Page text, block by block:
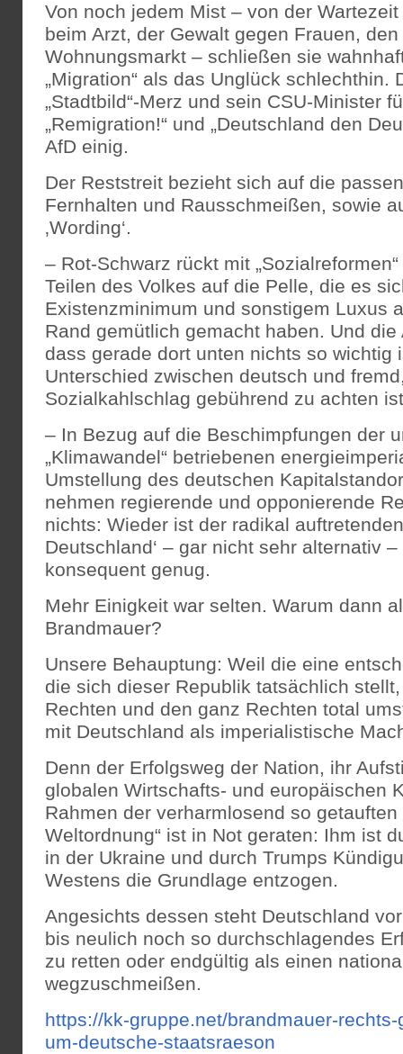
Von noch jedem Mist – von der
beim Arzt, der Gewalt gegen Frauen,
Wohnungsmarkt – schließen sie
„Migration“ als das Unglück schlechthin.
„Stadtbild“-Merz und sein CSU-Minister
„Remigration!“ und „Deutschland den
AfD einig.
Der Reststreit bezieht sich auf die
Fernhalten und Rausschmeißen, sowie
‚Wording‘.
– Rot-Schwarz rückt mit
Teilen des Volkes auf die Pelle, die es
Existenzminimum und sonstigem Luxus
Rand gemütlich gemacht haben. Und
dass gerade dort unten nichts so wichtig
Unterschied zwischen deutsch und
Sozialkahlschlag gebührend zu achten
– In Bezug auf die Beschimpfungen der
„Klimawandel“ betriebenen
Umstellung des deutschen
nehmen regierende und opponierende
nichts: Wieder ist der radikal
Deutschland‘ – gar nicht sehr alternativ
konsequent genug.
Mehr Einigkeit war selten. Warum dann
Brandmauer?
Unsere Behauptung: Weil die eine
die sich dieser Republik tatsächlich
Rechten und den ganz Rechten total
mit Deutschland als imperialistische
Denn der Erfolgsweg der Nation, ihr
globalen Wirtschafts- und europäischen
Rahmen der verharmlosend so getauften
Weltordnung“ ist in Not geraten: Ihm ist
in der Ukraine und durch Trumps
Westens die Grundlage entzogen.
Angesichts dessen steht Deutschland
bis neulich noch so durchschlagendes
zu retten oder endgültig als einen
wegzuschmeißen.
https://kk-gruppe.net/brandmauer-
um-deutsche-staatsraeson